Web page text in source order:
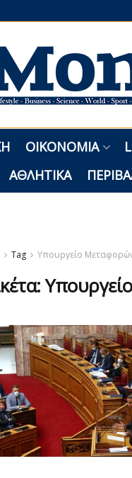
ΟΙΚΟΝΟΜΊΑ
ΑΘΛΗΤΙΚΆ
Tag Υπουργείο